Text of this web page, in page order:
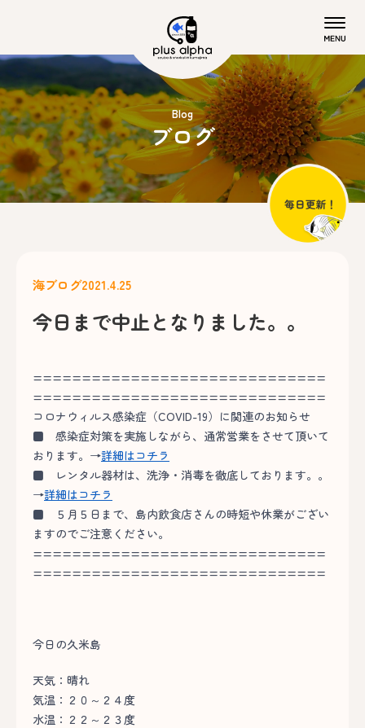
Blog
ブログ
海ブログ2021.4.25
今日まで中止となりました。。
==============================
==============================
コロナウィルス感染症（COVID-19）に関連のお知らせ
■ 感染症対策を実施しながら、通常営業をさせて頂いて
おります。→詳細はコチラ
■ レンタル器材は、洗浄・消毒を徹底しております。。
→詳細はコチラ
■ ５月５日まで、島内飲食店さんの時短や休業がござい
ますのでご注意ください。
==============================
==============================
今日の久米島
天気：晴れ
気温：２０～２４度
水温：２２～２３度